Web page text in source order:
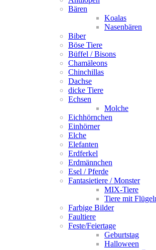
Bären
Koalas
Nasenbären
Biber
Böse Tiere
Büffel / Bisons
Chamäleons
Chinchillas
Dachse
dicke Tiere
Echsen
Molche
Eichhörnchen
Einhörner
Elche
Elefanten
Erdferkel
Erdmännchen
Esel / Pferde
Fantasietiere / Monster
MIX-Tiere
Tiere mit
Farbige Bilder
Faultiere
Feste/Feiertage
Geburtstag
Halloween